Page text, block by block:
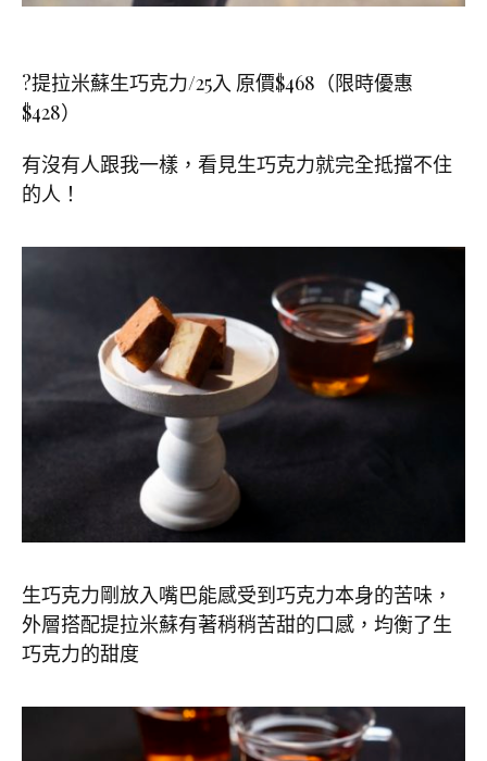
?提拉米蘇生巧克力/25入 原價$468（限時優惠
$428）
有沒有人跟我一樣，看見生巧克力就完全抵擋不住
的人！
生巧克力剛放入嘴巴能感受到巧克力本身的苦味，
外層搭配提拉米蘇有著稍稍苦甜的口感，均衡了生
巧克力的甜度